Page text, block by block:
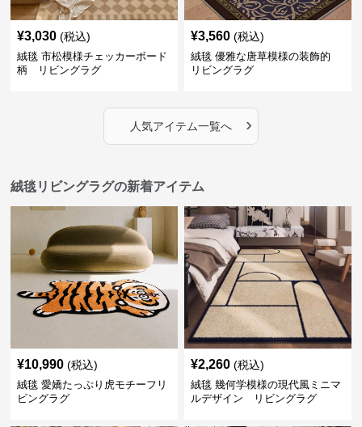
¥3,030 (税込)
絨毯 市松模様チェッカーボード
柄 リビングラグ
¥3,560 (税込)
絨毯 優雅な唐草模様の装飾的
リビングラグ
人気アイテム一覧へ ›
絨毯リビングラグの新着アイテム
¥10,990 (税込)
絨毯 愛嬌たっぷり虎モチーフリ
ビングラグ
¥2,260 (税込)
絨毯 幾何学模様の現代風ミニマ
ルデザイン リビングラグ